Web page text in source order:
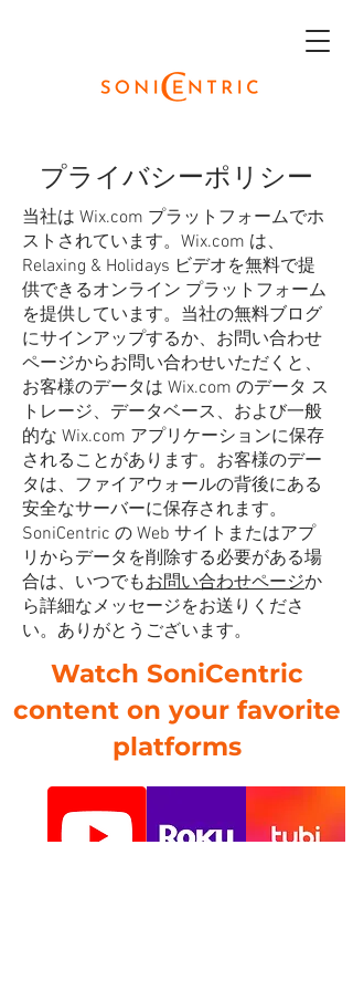
プライバシーポリシー
当社は Wix.com プラットフォームでホ
ストされています。Wix.com は、
Relaxing & Holidays ビデオを無料で提
供できるオンライン プラットフォーム
を提供しています。当社の無料ブログ
にサインアップするか、お問い合わせ
ページからお問い合わせいただくと、
お客様のデータは Wix.com のデータ ス
トレージ、データベース、および一般
的な Wix.com アプリケーションに保存
されることがあります。お客様のデー
タは、ファイアウォールの背後にある
安全なサーバーに保存されます。
SoniCentric の Web サイトまたはアプ
リからデータを削除する必要がある場
合は、いつでもお問い合わせページか
ら詳細なメッセージをお送りくださ
い。ありがとうございます。
Watch SoniCentric
content on your favorite
platforms